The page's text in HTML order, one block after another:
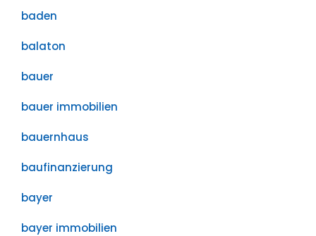
baden
balaton
bauer
bauer immobilien
bauernhaus
baufinanzierung
bayer
bayer immobilien